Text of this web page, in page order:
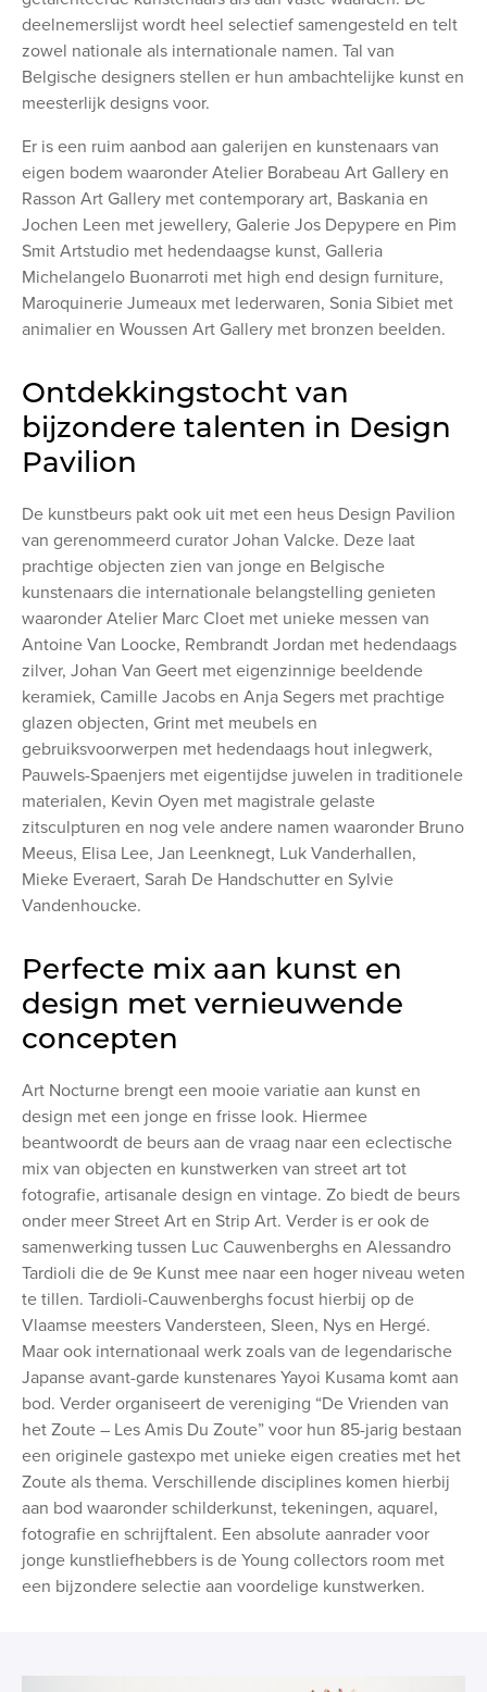
deelnemerslijst wordt heel selectief samengesteld en telt
zowel nationale als internationale namen. Tal van
Belgische designers stellen er hun ambachtelijke kunst en
meesterlijk designs voor.
Er is een ruim aanbod aan galerijen en kunstenaars van
eigen bodem waaronder Atelier Borabeau Art Gallery en
Rasson Art Gallery met contemporary art, Baskania en
Jochen Leen met jewellery, Galerie Jos Depypere en Pim
Smit Artstudio met hedendaagse kunst, Galleria
Michelangelo Buonarroti met high end design furniture,
Maroquinerie Jumeaux met lederwaren, Sonia Sibiet met
animalier en Woussen Art Gallery met bronzen beelden.
Ontdekkingstocht van
bijzondere talenten in Design
Pavilion
De kunstbeurs pakt ook uit met een heus Design Pavilion
van gerenommeerd curator Johan Valcke. Deze laat
prachtige objecten zien van jonge en Belgische
kunstenaars die internationale belangstelling genieten
waaronder Atelier Marc Cloet met unieke messen van
Antoine Van Loocke, Rembrandt Jordan met hedendaags
zilver, Johan Van Geert met eigenzinnige beeldende
keramiek, Camille Jacobs en Anja Segers met prachtige
glazen objecten, Grint met meubels en
gebruiksvoorwerpen met hedendaags hout inlegwerk,
Pauwels-Spaenjers met eigentijdse juwelen in traditionele
materialen, Kevin Oyen met magistrale gelaste
zitsculpturen en nog vele andere namen waaronder Bruno
Meeus, Elisa Lee, Jan Leenknegt, Luk Vanderhallen,
Mieke Everaert, Sarah De Handschutter en Sylvie
Vandenhoucke.
Perfecte mix aan kunst en
design met vernieuwende
concepten
Art Nocturne brengt een mooie variatie aan kunst en
design met een jonge en frisse look. Hiermee
beantwoordt de beurs aan de vraag naar een eclectische
mix van objecten en kunstwerken van street art tot
fotografie, artisanale design en vintage. Zo biedt de beurs
onder meer Street Art en Strip Art. Verder is er ook de
samenwerking tussen Luc Cauwenberghs en Alessandro
Tardioli die de 9e Kunst mee naar een hoger niveau weten
te tillen. Tardioli-Cauwenberghs focust hierbij op de
Vlaamse meesters Vandersteen, Sleen, Nys en Hergé.
Maar ook internationaal werk zoals van de legendarische
Japanse avant-garde kunstenares Yayoi Kusama komt aan
bod. Verder organiseert de vereniging “De Vrienden van
het Zoute – Les Amis Du Zoute” voor hun 85-jarig bestaan
een originele gastexpo met unieke eigen creaties met het
Zoute als thema. Verschillende disciplines komen hierbij
aan bod waaronder schilderkunst, tekeningen, aquarel,
fotografie en schrijftalent. Een absolute aanrader voor
jonge kunstliefhebbers is de Young collectors room met
een bijzondere selectie aan voordelige kunstwerken.